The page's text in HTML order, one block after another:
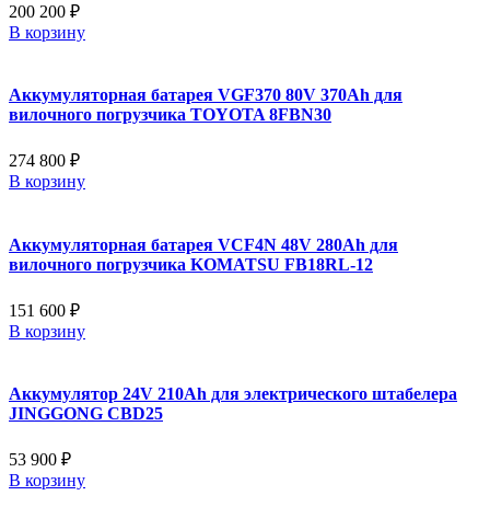
200 200 ₽
В корзину
Аккумуляторная батарея VGF370 80V 370Ah для
вилочного погрузчика TOYOTA 8FBN30
274 800 ₽
В корзину
Аккумуляторная батарея VCF4N 48V 280Ah для
вилочного погрузчика KOMATSU FB18RL-12
151 600 ₽
В корзину
Аккумулятор 24V 210Ah для электрического штабелера
JINGGONG CBD25
53 900 ₽
В корзину